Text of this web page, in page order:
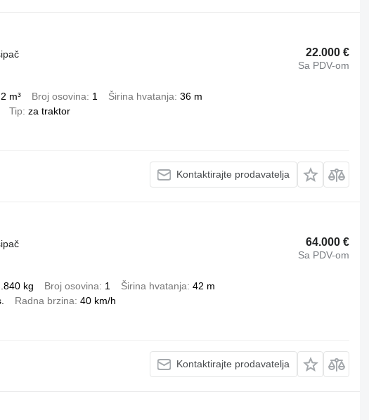
22.000 €
Sa PDV-om
m³ Broj osovina 1 Širina hvatanja 36 m
Tip za traktor
Kontaktirajte prodavatelja
64.000 €
Sa PDV-om
kg Broj osovina 1 Širina hvatanja 42 m
Radna brzina 40 km/h
Kontaktirajte prodavatelja